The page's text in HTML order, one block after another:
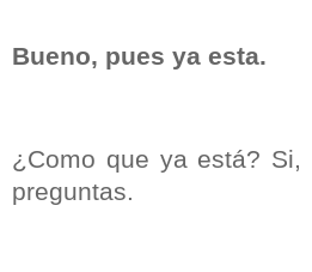
Bueno, pues ya esta.
¿Como que ya está?
preguntas.